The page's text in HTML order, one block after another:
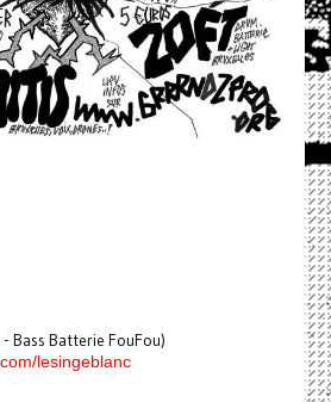
- Bass Batterie FouFou)
lesingeblanc